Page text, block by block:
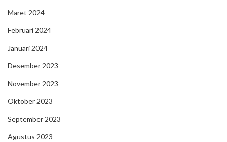
Maret 2024
Februari 2024
Januari 2024
Desember 2023
November 2023
Oktober 2023
September 2023
Agustus 2023